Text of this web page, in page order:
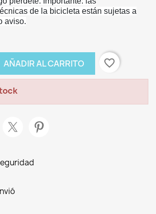
de la bicicleta están sujetas a
aviso.
AÑADIR AL CARRITO favorite_border